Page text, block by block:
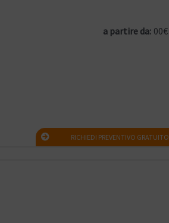
a partire da: 00€
RICHIEDI PREVENTIVO GRATUITO